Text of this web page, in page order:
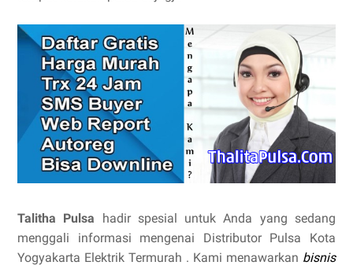
Talitha Pulsa hadir spesial untuk Anda yang sedang
menggali informasi mengenai Distributor Pulsa Kota
Yogyakarta Elektrik Termurah . Kami menawarkan bisnis